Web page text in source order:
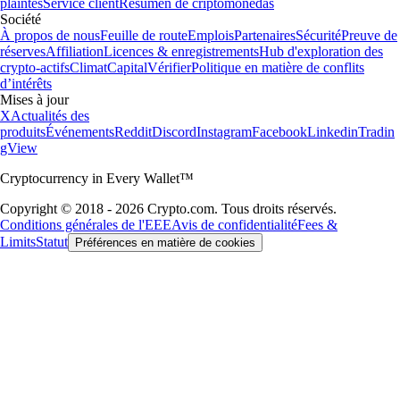
plaintesService clientResumen de criptomonedas
Société
À propos de nousFeuille de routeEmploisPartenairesSécuritéPreuve de
réservesAffiliationLicences & enregistrementsHub d'exploration des
crypto-actifsClimatCapitalVérifierPolitique en matière de conflits
d’intérêts
Mises à jour
XActualités des
produitsÉvénementsRedditDiscordInstagramFacebookLinkedinTradin
gView
Cryptocurrency in Every Wallet™
Copyright © 2018 - 2026 Crypto.com. Tous droits réservés.
Conditions générales de l'EEEAvis de confidentialitéFees &
LimitsStatut Préférences en matière de cookies